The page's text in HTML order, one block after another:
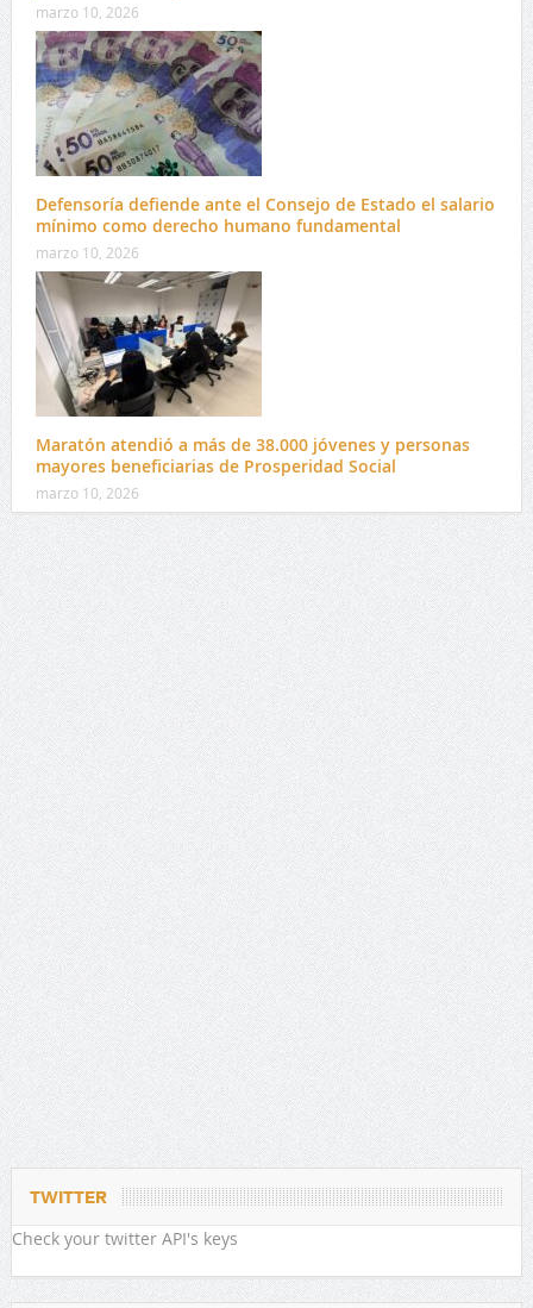
marzo 10, 2026
Defensoría defiende ante el Consejo de Estado el salario
mínimo como derecho humano fundamental
marzo 10, 2026
Maratón atendió a más de 38.000 jóvenes y personas
mayores beneficiarias de Prosperidad Social
marzo 10, 2026
TWITTER
Check your twitter API's keys